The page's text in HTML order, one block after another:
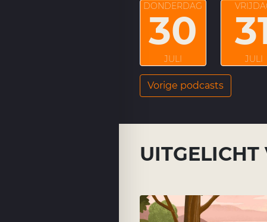
DONDERDAG
30
JULI JULI
Vorige podcasts
UITGELICHT